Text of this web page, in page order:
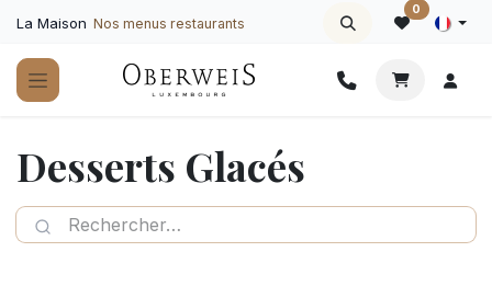
La Maison Nos menus restaurants
0
Desserts Glacés